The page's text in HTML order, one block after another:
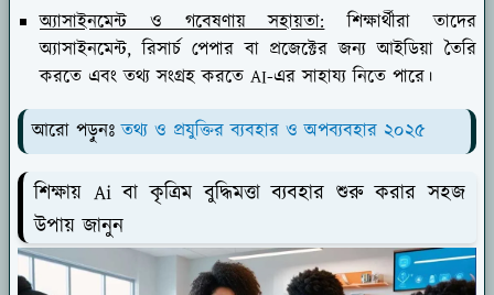
অ্যাসাইনমেন্ট ও গবেষণায় সহায়তা: শিক্ষার্থীরা তাদের
অ্যাসাইনমেন্ট, রিসার্চ পেপার বা প্রজেক্টের জন্য আইডিয়া তৈরি
করতে এবং তথ্য সংগ্রহ করতে AI-এর সাহায্য নিতে পারে।
আরো পড়ুনঃতথ্য ও প্রযুক্তির ব্যবহার ও অপব্যবহার ২০২৫
শিক্ষায় Ai বা কৃত্রিম বুদ্ধিমত্তা ব্যবহার শুরু করার সহজ
উপায় জানুন